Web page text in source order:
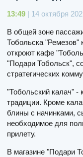
13:49 | 14 октября
В общей зоне
Тобольска "Ремезов"
откроют кафе
"Подари Тобольск",
стратегических
"Тобольский калач" -
традиции. Кроме
блины с начинками,
необходимое для
прилету.
В магазине "Подари